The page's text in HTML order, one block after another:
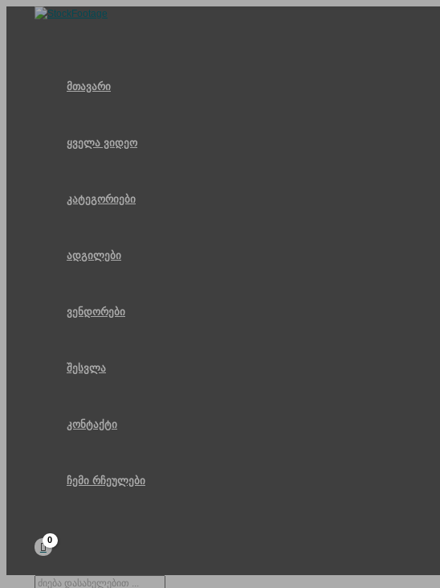
მთავარი
ყველა ვიდეო
კატეგორიები
ადგილები
ვენდორები
შესვლა
კონტაქტი
ჩემი რჩეულები
Products